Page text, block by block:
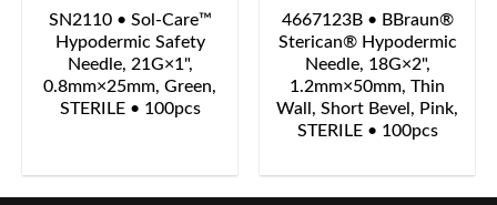
SN2110 • Sol-Care™
Hypodermic Safety
Needle, 21G×1",
0.8mm×25mm, Green,
STERILE • 100pcs
4667123B • BBraun®
Sterican® Hypodermic
Needle, 18G×2",
1.2mm×50mm, Thin
Wall, Short Bevel, Pink,
STERILE • 100pcs